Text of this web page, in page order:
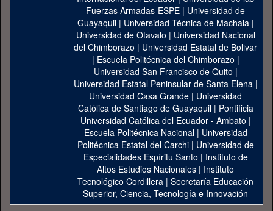
Fuerzas Armadas-ESPE | Universidad de
Guayaquil| Universidad Técnica de Machala|
Universidad de Otavalo | Universidad Nacional
del Chimborazo | Universidad Estatal de Bolivar
| Escuela Politécnica del Chimborazo |
Universidad San Francisco de Quito |
Universidad Estatal Peninsular de Santa Elena|
Universidad Casa Grande | Universidad
Católica de Santiago de Guayaquil| Pontificia
Universidad Católica del Ecuador - Ambato |
Escuela Politécnica Nacional| Universidad
Politécnica Estatal del Carchi| Universidad de
Especialidades Espíritu Santo | Instituto de
Altos Estudios Nacionales | Instituto
Tecnológico Cordillera | Secretaría Educación
Superior, Ciencia, Tecnología e Innovación